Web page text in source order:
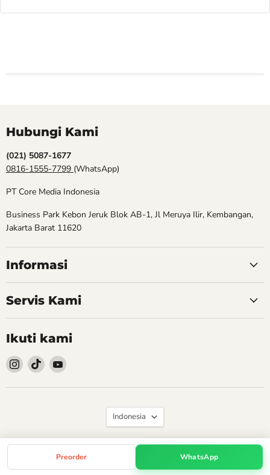
Preorder WhatsApp
Hubungi Kami
(021) 5087-1677
0816-1555-7799 (WhatsApp)
PT Core Media Indonesia
Business Park Kebon Jeruk Blok AB-1, Jl Meruya Ilir, Kembangan,
Jakarta Barat 11620
Informasi
Servis Kami
Ikuti kami
Follow
kami
Instagram
Follow
kami
TikTok
Follow
YouTube
Hak Cipta © 2026 PT Core Media Indonesia.
Bahasa
Indonesia